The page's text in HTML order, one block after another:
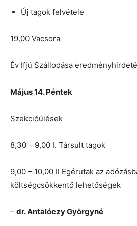
Új tagok felvétele
19,00 Vacsora
Év Ifjú Szállodása
Május 14. Péntek
Szekcióülések
8,30 – 9,00 I. Társult tagok
9,00 – 10,00 II Egérutak az
költségcsökkentő lehetőségek
– dr. Antalóczy Györgyné